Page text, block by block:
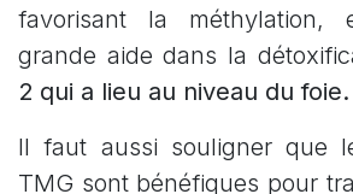
favorisant la méthylation,
grande aide dans la
2 qui a lieu au niveau du foie.
Il faut aussi souligner que
TMG sont bénéfiques pour